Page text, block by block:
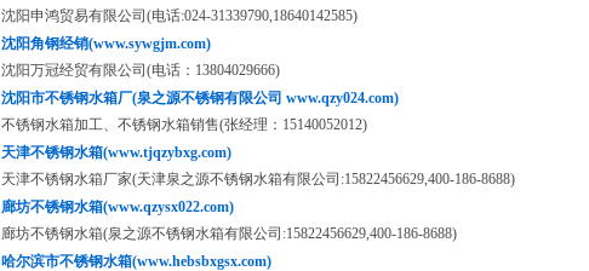
沈阳申鸿贸易有限公司(电话:024-31339790,18640142585)
沈阳角钢经销(www.sywgjm.com)
沈阳万冠经贸有限公司(电话：13804029666)
沈阳市不锈钢水箱厂(泉之源不锈钢有限公司 www.qzy024.com)
不锈钢水箱加工、不锈钢水箱销售(张经理：15140052012)
天津不锈钢水箱(www.tjqzybxg.com)
天津不锈钢水箱厂家(天津泉之源不锈钢水箱有限公司:15822456629,400-186-8688)
廊坊不锈钢水箱(www.qzysx022.com)
廊坊不锈钢水箱(泉之源不锈钢水箱有限公司:15822456629,400-186-8688)
哈尔滨市不锈钢水箱(www.hebsbxgsx.com)